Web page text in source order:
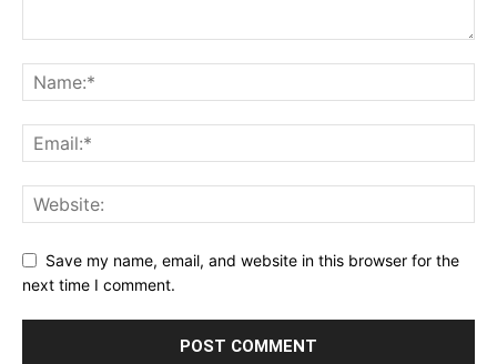
Save my name, email, and website in this browser for the
next time I comment.